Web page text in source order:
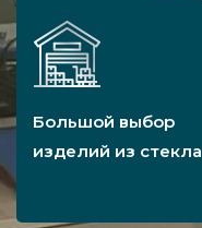
Большой выбор
изделий из стекла